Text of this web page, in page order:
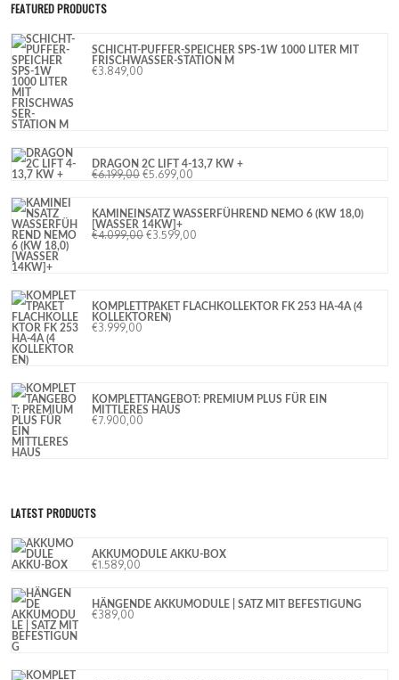
FEATURED PRODUCTS
SCHICHT-PUFFER-SPEICHER SPS-1W 1000 LITER MIT
FRISCHWASSER-STATION M
€3.849,00
DRAGON 2C LIFT 4-13,7 KW +
€6.199,00 €5.699,00
KAMINEINSATZ WASSERFÜHREND NEMO 6 (KW 18,0)
[WASSER 14KW]+
€4.099,00 €3.599,00
KOMPLETTPAKET FLACHKOLLEKTOR FK 253 HA-4A (4
KOLLEKTOREN)
€3.999,00
KOMPLETTANGEBOT: PREMIUM PLUS FÜR EIN
MITTLERES HAUS
€7.900,00
LATEST PRODUCTS
AKKUMODULE AKKU-BOX
€1.589,00
HÄNGENDE AKKUMODULE | SATZ MIT BEFESTIGUNG
€389,00